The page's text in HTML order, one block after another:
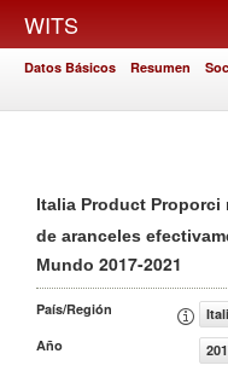
WITS
Datos Básicos Resumen
Italia Product Proporci
de aranceles
Mundo 2017-2021
País/Región
Año